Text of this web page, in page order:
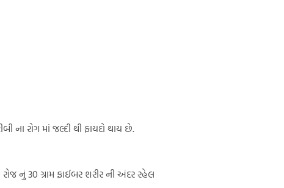
ના રોગ માં જલ્દી થી ફાયદો થાય છે.
નું 30 ગ્રામ ફાઈબર શરીર ની અંદર રહેલ